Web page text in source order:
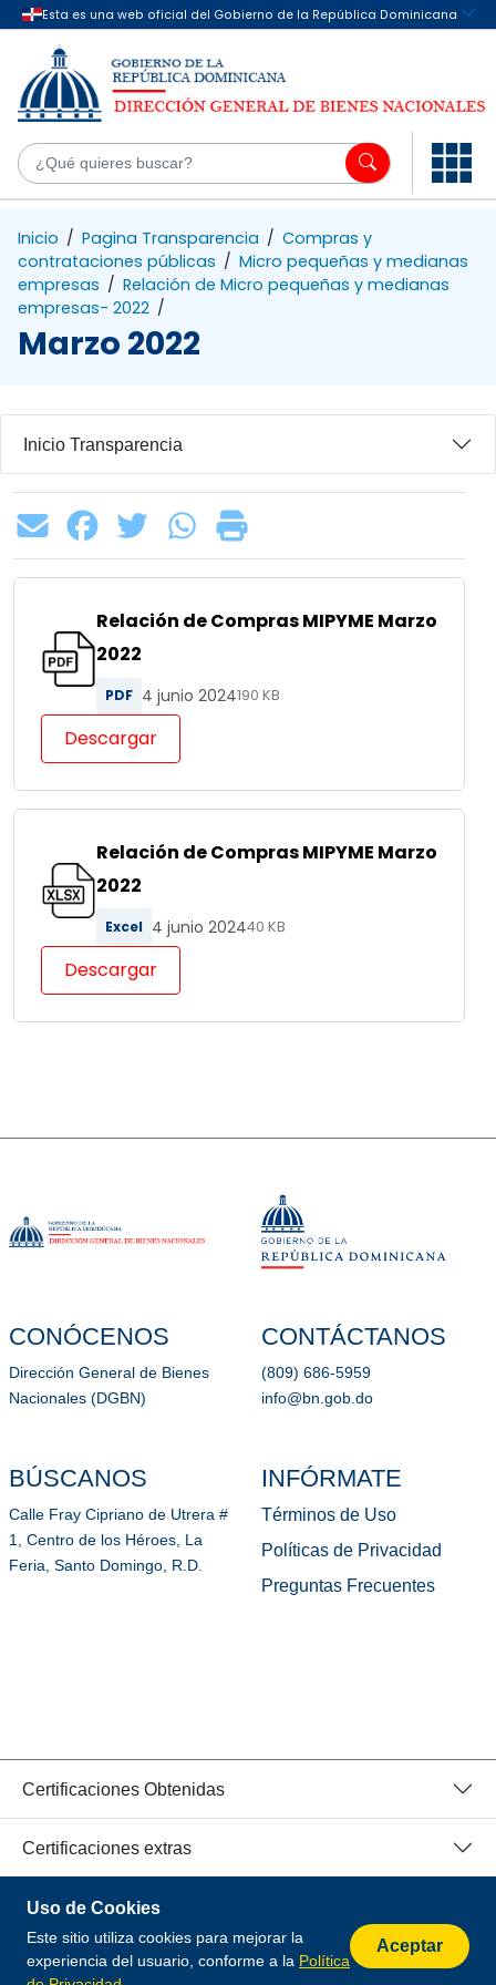
Saltar al contenido principal
Inicio / Pagina Transparencia / Compras y
contrataciones públicas / Micro pequeñas y medianas
empresas / Relación de Micro pequeñas y medianas
empresas- 2022 /
Marzo 2022
Inicio Transparencia
Relación de Compras MIPYME Marzo
2022
PDF 4 junio 2024190 KB
Descargar
Relación de Compras MIPYME Marzo
2022
Excel 4 junio 202440 KB
Descargar
CONÓCENOS
Dirección General de Bienes
Nacionales (DGBN)
BÚSCANOS
Calle Fray Cipriano de Utrera #
1, Centro de los Héroes, La
Feria, Santo Domingo, R.D.
CONTÁCTANOS
(809) 686-5959
info@bn.gob.do
INFÓRMATE
Términos de Uso
Políticas de Privacidad
Preguntas Frecuentes
Certificaciones Obtenidas
Certificaciones extras
© 2026 Todos los Derechos Reservados.
Desarrollado por
Uso de Cookies
Este sitio utiliza cookies para mejorar la
experiencia del usuario, conforme a la Política
Aceptar